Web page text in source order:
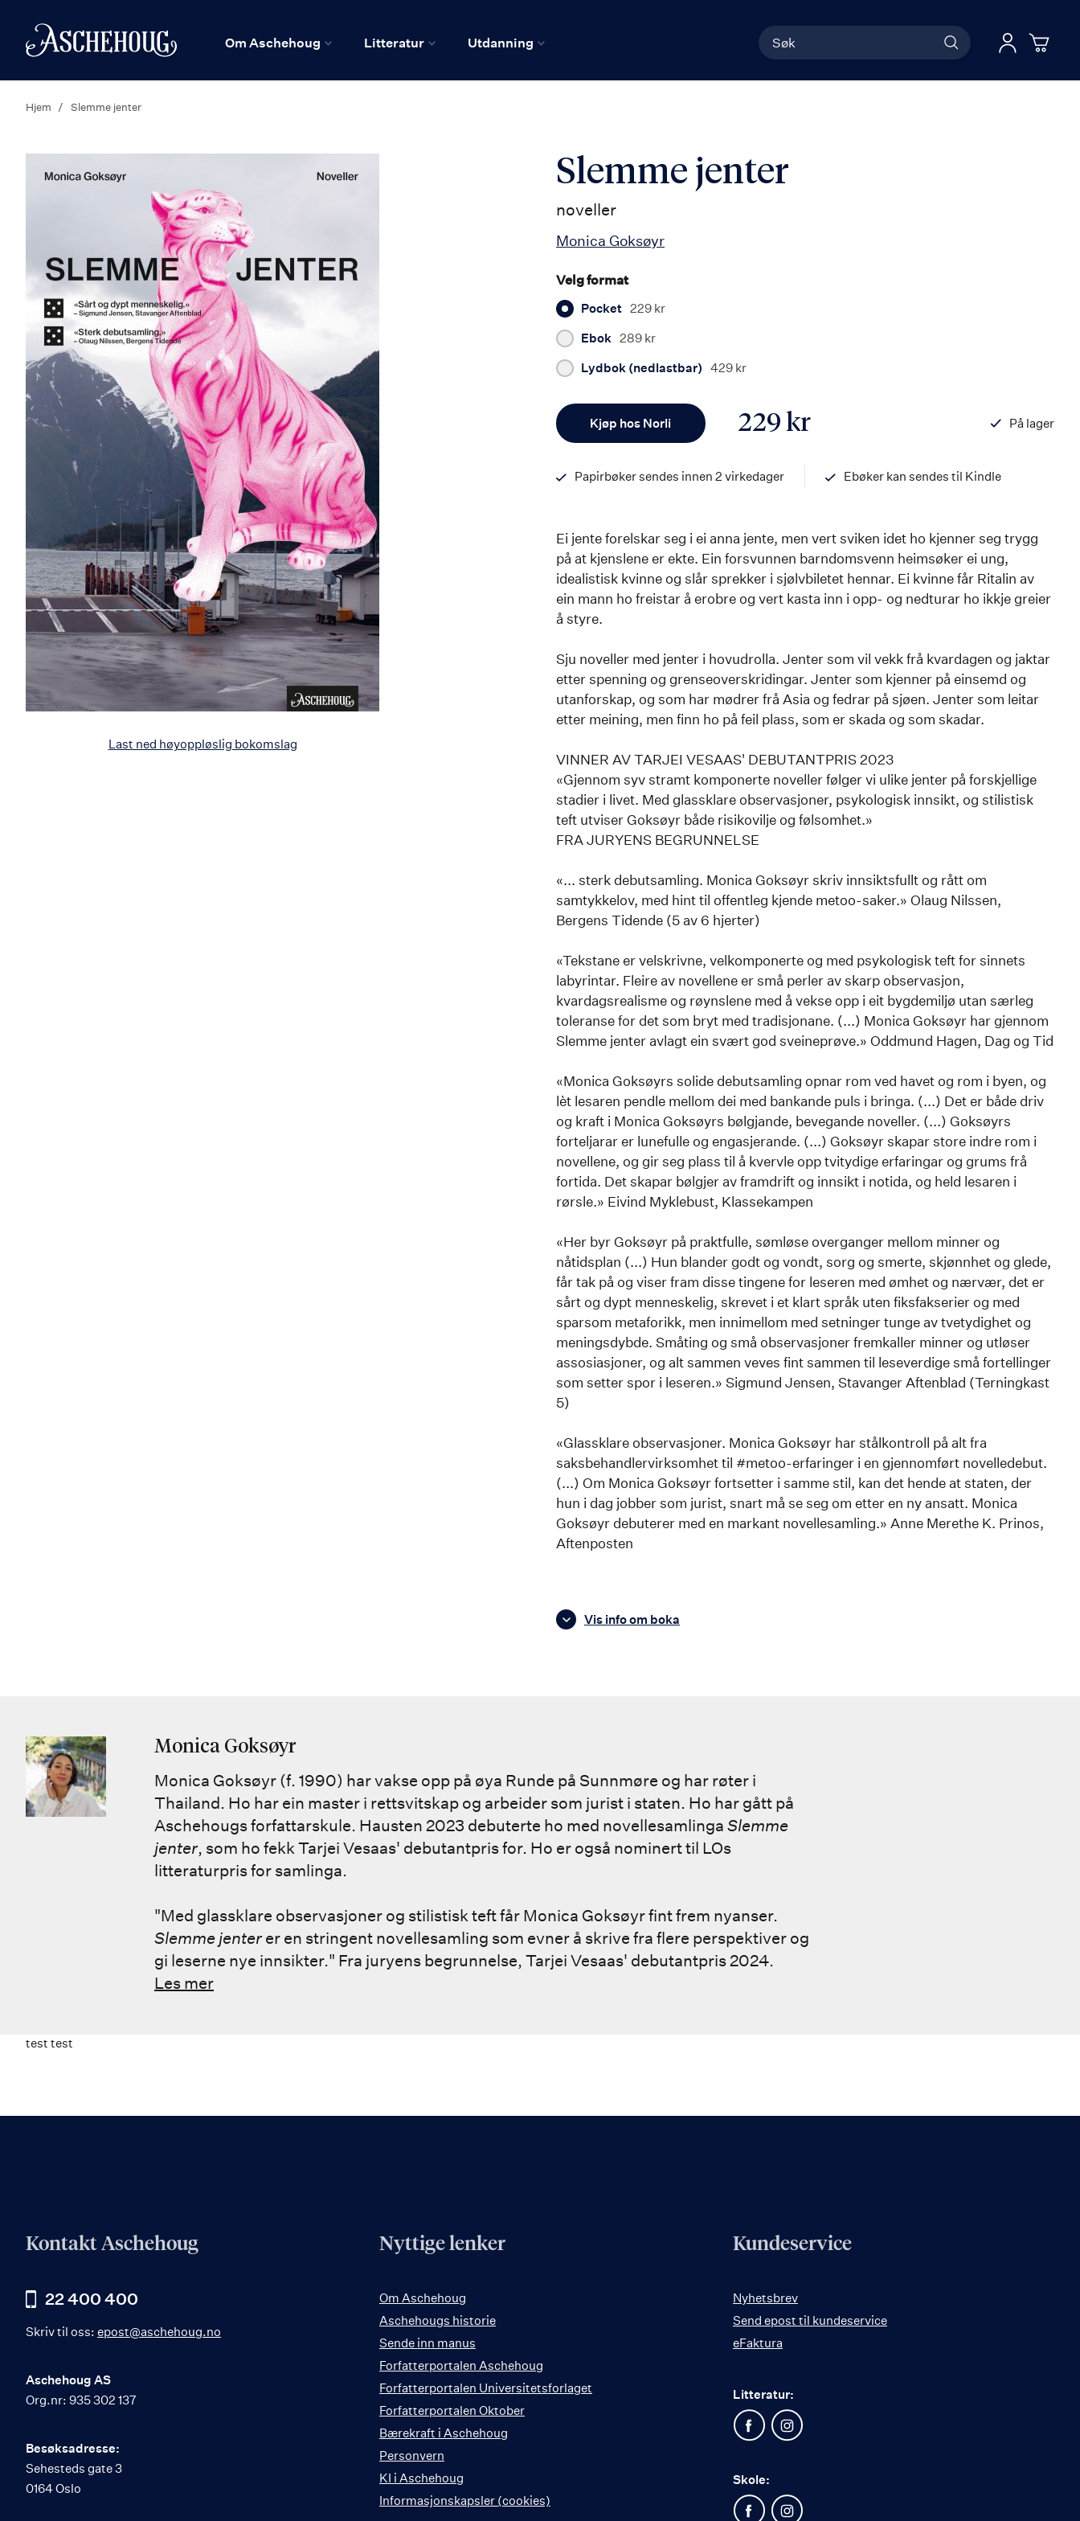
Hjem
Om Aschehoug Litteratur Utdanning
Søk Logg
Hjem Slemme jenter
Last ned høyoppløslig bokomslag
Slemme jenter
noveller
Monica Goksøyr
Velg format
Pocket 229 kr
Ebok 289 kr
Lydbok (nedlastbar) 429 kr
Kjøp hos Norli 229 kr
På lager
Papirbøker sendes innen 2 virkedager
Ebøker kan sendes til Kindle
Ei jente forelskar seg i ei anna jente, men vert sviken idet ho kjenner seg trygg
på at kjenslene er ekte. Ein forsvunnen barndomsvenn heimsøker ei ung,
idealistisk kvinne og slår sprekker i sjølvbiletet hennar. Ei kvinne får Ritalin av
ein mann ho freistar å erobre og vert kasta inn i opp- og nedturar ho ikkje greier
å styre.
Sju noveller med jenter i hovudrolla. Jenter som vil vekk frå kvardagen og jaktar
etter spenning og grenseoverskridingar. Jenter som kjenner på einsemd og
utanforskap, og som har mødrer frå Asia og fedrar på sjøen. Jenter som leitar
etter meining, men finn ho på feil plass, som er skada og som skadar.
VINNER AV TARJEI VESAAS' DEBUTANTPRIS 2023
«Gjennom syv stramt komponerte noveller følger vi ulike jenter på forskjellige
stadier i livet. Med glassklare observasjoner, psykologisk innsikt, og stilistisk
teft utviser Goksøyr både risikovilje og følsomhet.»
FRA JURYENS BEGRUNNELSE
«... sterk debutsamling. Monica Goksøyr skriv innsiktsfullt og rått om
samtykkelov, med hint til offentleg kjende metoo-saker.» Olaug Nilssen,
Bergens Tidende (5 av 6 hjerter)
«Tekstane er velskrivne, velkomponerte og med psykologisk teft for sinnets
labyrintar. Fleire av novellene er små perler av skarp observasjon,
kvardagsrealisme og røynslene med å vekse opp i eit bygdemiljø utan særleg
toleranse for det som bryt med tradisjonane. (...) Monica Goksøyr har gjennom
Slemme jenter avlagt ein svært god sveineprøve.» Oddmund Hagen, Dag og Tid
«Monica Goksøyrs solide debutsamling opnar rom ved havet og rom i byen, og
lèt lesaren pendle mellom dei med bankande puls i bringa. (...) Det er både driv
og kraft i Monica Goksøyrs bølgjande, bevegande noveller. (...) Goksøyrs
forteljarar er lunefulle og engasjerande. (...) Goksøyr skapar store indre rom i
novellene, og gir seg plass til å kvervle opp tvitydige erfaringar og grums frå
fortida. Det skapar bølgjer av framdrift og innsikt i notida, og held lesaren i
rørsle.» Eivind Myklebust, Klassekampen
«Her byr Goksøyr på praktfulle, sømløse overganger mellom minner og
nåtidsplan (...) Hun blander godt og vondt, sorg og smerte, skjønnhet og glede,
får tak på og viser fram disse tingene for leseren med ømhet og nærvær, det er
sårt og dypt menneskelig, skrevet i et klart språk uten fiksfakserier og med
sparsom metaforikk, men innimellom med setninger tunge av tvetydighet og
meningsdybde. Småting og små observasjoner fremkaller minner og utløser
assosiasjoner, og alt sammen veves fint sammen til leseverdige små fortellinger
som setter spor i leseren.» Sigmund Jensen, Stavanger Aftenblad (Terningkast
5)
«Glassklare observasjoner. Monica Goksøyr har stålkontroll på alt fra
saksbehandlervirksomhet til #metoo-erfaringer i en gjennomført novelledebut.
(...) Om Monica Goksøyr fortsetter i samme stil, kan det hende at staten, der
hun i dag jobber som jurist, snart må se seg om etter en ny ansatt. Monica
Goksøyr debuterer med en markant novellesamling.» Anne Merethe K. Prinos,
Aftenposten
Vis info om boka
Monica Goksøyr
Monica Goksøyr (f. 1990) har vakse opp på øya Runde på Sunnmøre og har røter i
Thailand. Ho har ein master i rettsvitskap og arbeider som jurist i staten. Ho har gått på
Aschehougs forfattarskule. Hausten 2023 debuterte ho med novellesamlinga Slemme
jenter, som ho fekk Tarjei Vesaas' debutantpris for. Ho er også nominert til LOs
litteraturpris for samlinga.
"Med glassklare observasjoner og stilistisk teft får Monica Goksøyr fint frem nyanser.
Slemme jenterer en stringent novellesamling som evner å skrive fra flere perspektiver og
gi leserne nye innsikter." Fra juryens begrunnelse, Tarjei Vesaas' debutantpris 2024.
Les mer
test test
Kontakt Aschehoug
22 400 400
Skriv til oss: epost@aschehoug.no
Aschehoug AS
Org.nr: 935 302 137
Besøksadresse:
Sehesteds gate 3
0164 Oslo
Nyttige lenker
Om Aschehoug
Aschehougs historie
Sende inn manus
Forfatterportalen Aschehoug
Forfatterportalen Universitetsforlaget
Forfatterportalen Oktober
Bærekraft i Aschehoug
Personvern
KI i Aschehoug
Informasjonskapsler (cookies)
Kundeservice
Nyhetsbrev
Send epost til kundeservice
eFaktura
Litteratur:
Skole: